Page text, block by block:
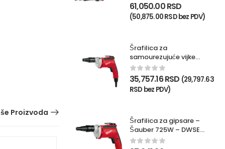
61,050.00RSD
(50,875.00RSDbez PDV)
Šrafilica za
samourezujuće vijke
725W – TKSE 2500Q
35,757.16RSD (29,797.63
RSD bez PDV)
Šrafilica za gipsare –
Šauber 725W – DWSE
4000Q
Proizvoda